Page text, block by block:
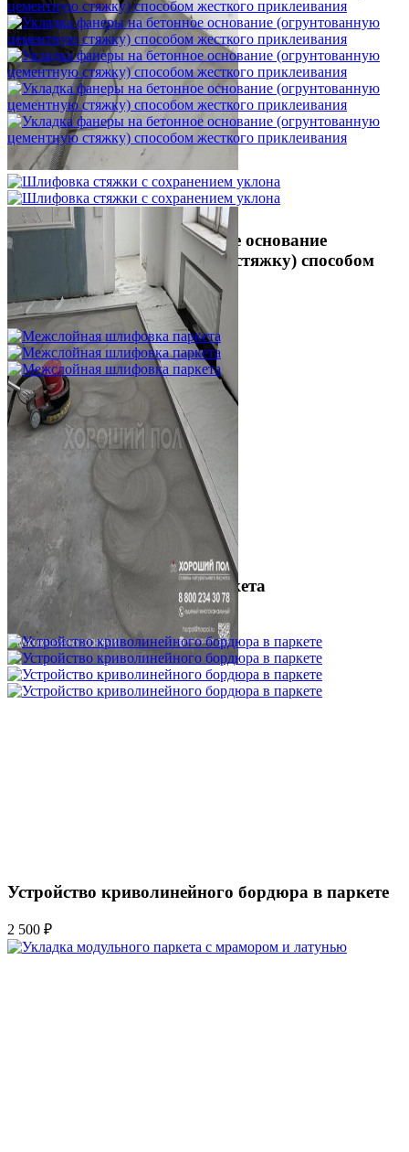
Укладка фанеры на бетонное основание
(огрунтованную цементную стяжку) способом
жесткого приклеивания
750 ₽
Межслойная шлифовка паркета
1 200 ₽
Устройство криволинейного бордюра в паркете
2 500 ₽